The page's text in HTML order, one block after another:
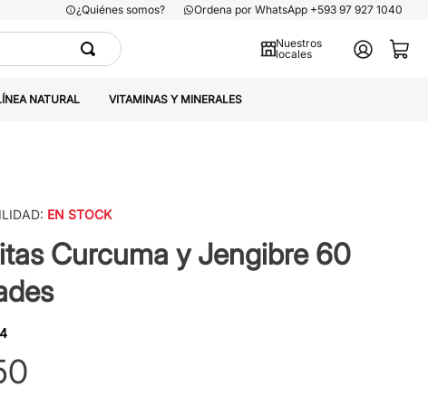
¿Quiénes somos? Ordena por WhatsApp +593 97 927 1040
Nuestros
locales
NATURAL VITAMINAS Y MINERALES
EN STOCK
Curcuma y Jengibre 60